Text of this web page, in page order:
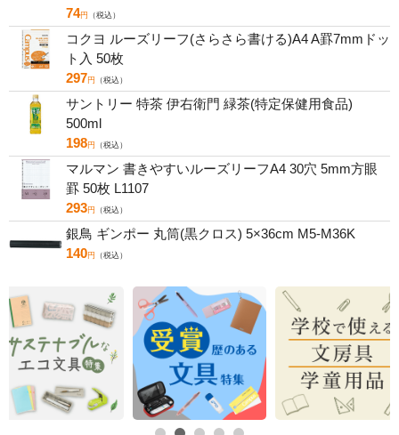
74円 （税込）
コクヨ ルーズリーフ(さらさら書ける)A4 A罫7mmドッ
ト入 50枚
297円 （税込）
サントリー 特茶 伊右衛門 緑茶(特定保健用食品)
500ml
198円 （税込）
マルマン 書きやすいルーズリーフA4 30穴 5mm方眼
罫 50枚 L1107
293円 （税込）
銀鳥 ギンポー 丸筒(黒クロス) 5×36cm M5-M36K
140円 （税込）